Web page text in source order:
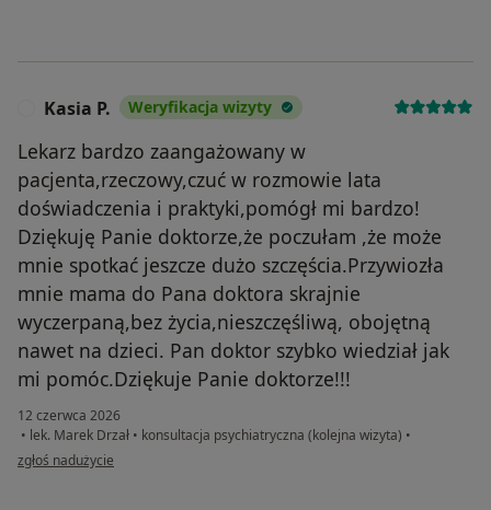
Kasia P. Weryfikacja wizyty
Lekarz bardzo zaangażowany w
pacjenta,rzeczowy,czuć w rozmowie lata
doświadczenia i praktyki,pomógł mi bardzo!
Dziękuję Panie doktorze,że poczułam ,że może
mnie spotkać jeszcze dużo szczęścia.Przywiozła
mnie mama do Pana doktora skrajnie
wyczerpaną,bez życia,nieszczęśliwą, obojętną
nawet na dzieci. Pan doktor szybko wiedział jak
mi pomóc.Dziękuje Panie doktorze!!!
12 czerwca 2026
• lek. Marek Drzał • konsultacja psychiatryczna (kolejna wizyta) •
w opinii użytkownika Kasia P.
zgłoś nadużycie